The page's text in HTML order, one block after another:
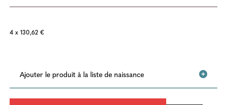
4 x 130,62 €
Ajouter le produit à la liste de naissance